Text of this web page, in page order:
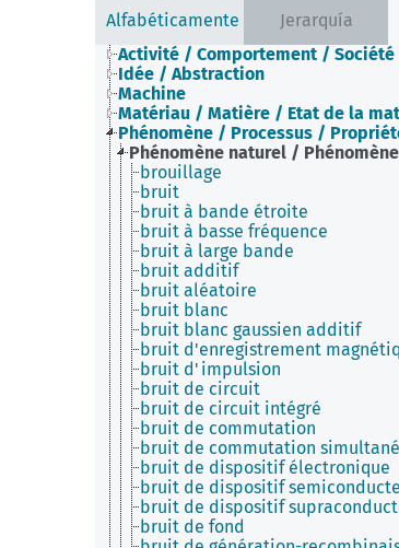
Alfabéticamente Jerarquía
Activité / Comportement / Société
Idée / Abstraction
Machine
Matériau / Matière / Etat de la
Phénomène / Processus /
Phénomène naturel /
brouillage
bruit
bruit à bande étroite
bruit à basse fréquence
bruit à large bande
bruit additif
bruit aléatoire
bruit blanc
bruit blanc gaussien additif
bruit d'enregistrement
bruit d'impulsion
bruit de circuit
bruit de circuit intégré
bruit de commutation
bruit de commutation
bruit de dispositif électronique
bruit de dispositif
bruit de dispositif
bruit de fond